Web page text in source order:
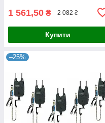
1 561,50 ₴ 2 082 ₴
Купити
–25%